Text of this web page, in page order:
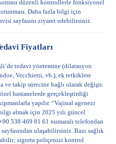
düzenli kontrollerle fonksiyonel
Daha fazla bilgi için
sayfasını ziyaret edebilirsiniz.
Fiyatları
tedavi yöntemine (dilatasyon
Vecchietti, vb.), ek tetkiklere
ve takip sürecine bağlı olarak değişir.
hastanelerde gerçekleştirdiği
yapılır. “Vajinal agenezi
almak için 2025 yılı güncel
538 469 81 61 numaralı telefondan
ulaşabilirsiniz. Bazı sağlık
sigorta poliçenizi kontrol